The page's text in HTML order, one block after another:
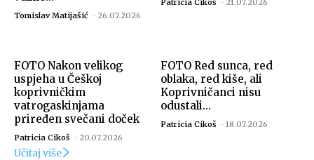
Tomislav Matijašić - 26.07.2026
Patricia Cikoš - 21.07.2026
FOTO Nakon velikog
uspjeha u Češkoj
koprivničkim
vatrogaskinjama
priređen svečani doček
Patricia Cikoš - 20.07.2026
FOTO Red sunca, red
oblaka, red kiše, ali
Koprivničanci nisu
odustali...
Patricia Cikoš - 18.07.2026
Učitaj više